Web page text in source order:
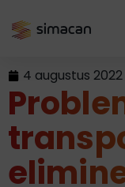
4 augustus 2022